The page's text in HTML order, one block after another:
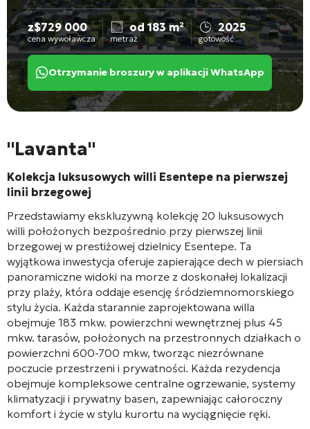
z$729 000
cena wywoławcza
od 183 m²
metraż
2025
gotowość
Otrzymanie broszury w aplikacji WhatsApp
"Lavanta"
Kolekcja luksusowych willi Esentepe na pierwszej
linii brzegowej
Przedstawiamy ekskluzywną kolekcję 20 luksusowych
willi położonych bezpośrednio przy pierwszej linii
brzegowej w prestiżowej dzielnicy Esentepe. Ta
wyjątkowa inwestycja oferuje zapierające dech w piersiach
panoramiczne widoki na morze z doskonałej lokalizacji
przy plaży, która oddaje esencję śródziemnomorskiego
stylu życia. Każda starannie zaprojektowana willa
obejmuje 183 mkw. powierzchni wewnętrznej plus 45
mkw. tarasów, położonych na przestronnych działkach o
powierzchni 600-700 mkw, tworząc niezrównane
poczucie przestrzeni i prywatności. Każda rezydencja
obejmuje kompleksowe centralne ogrzewanie, systemy
klimatyzacji i prywatny basen, zapewniając całoroczny
komfort i życie w stylu kurortu na wyciągnięcie ręki.